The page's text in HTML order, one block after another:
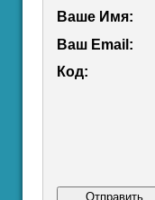
Ваше Имя:
Ваш Emаil:
Код: